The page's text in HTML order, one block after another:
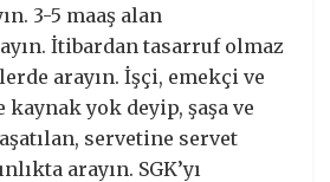
3-5 maaş alan
İtibardan tasarruf olmaz
arayın. İşçi, emekçi ve
yok deyip, şaşa ve
servetine servet
arayın. SGK’yı